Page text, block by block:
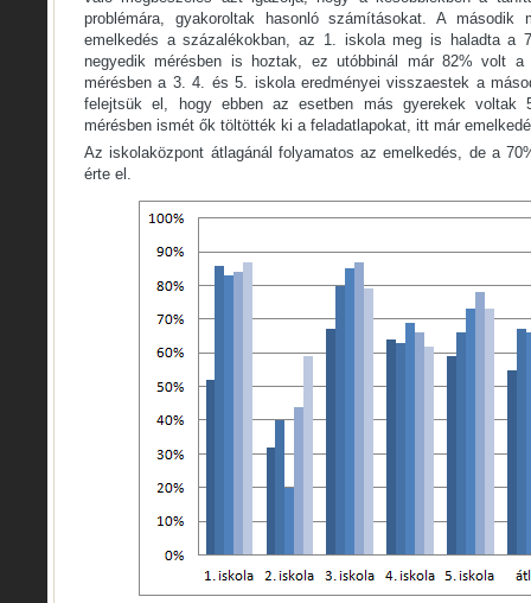
problémára, gyakoroltak hasonló számításokat. A második
emelkedés a százalékokban, az 1. iskola meg is haladta a
negyedik mérésben is hoztak, ez utóbbinál már 82% volt a
mérésben a 3. 4. és 5. iskola eredményei visszaestek a
felejtsük el, hogy ebben az esetben más gyerekek voltak
mérésben ismét ők töltötték ki a feladatlapokat, itt már
Az iskolaközpont átlagánál folyamatos az emelkedés, de a
érte el.